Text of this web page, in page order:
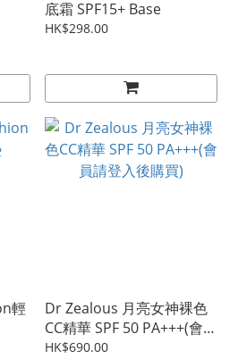
底霜 SPF15+ Base
HK$298.00
輕
Dr Zealous 月亮女神裸色
CC精華 SPF 50 PA+++(會員
請登入後購買)
HK$690.00